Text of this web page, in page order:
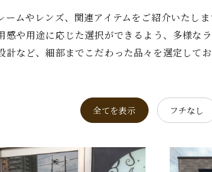
ームやレンズ、関連アイテムをご紹介いたし
感や用途に応じた選択ができるよう、多様な
計など、細部までこだわった品々を選定してお
全てを表示 フチなし